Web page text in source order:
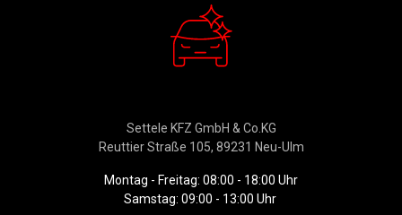
Settele KFZ GmbH & Co.KG
Reuttier Straße 105, 89231 Neu-Ulm
Montag - Freitag: 08:00 - 18:00 Uhr
Samstag: 09:00 - 13:00 Uhr